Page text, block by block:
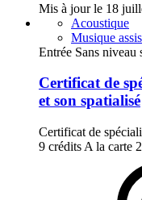
Mis à jour le 18
Acoustique
Musique
Entrée Sans niveau
Certificat de
et son spatialisé
Certificat de
9 crédits A la carte